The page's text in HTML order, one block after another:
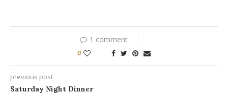
1 comment
0
previous post
Saturday Night Dinner